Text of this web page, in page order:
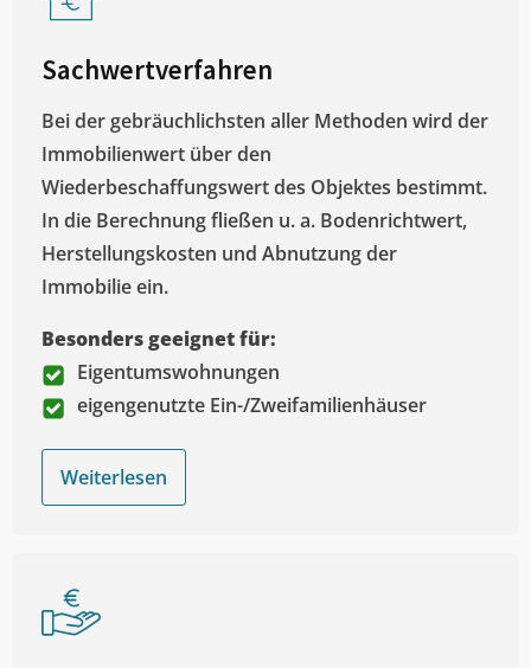
Sachwertverfahren
Bei der gebräuchlichsten aller Methoden wird der
Immobilienwert über den
Wiederbeschaffungswert des Objektes bestimmt.
In die Berechnung fließen u. a. Bodenrichtwert,
Herstellungskosten und Abnutzung der
Immobilie ein.
Besonders geeignet für:
Eigentumswohnungen
eigengenutzte Ein-/Zweifamilienhäuser
Weiterlesen